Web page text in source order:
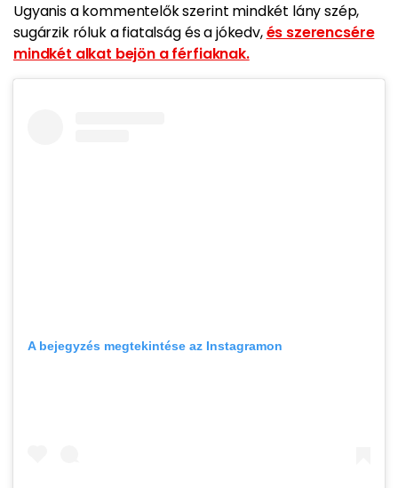
Ugyanis a kommentelők szerint mindkét lány szép,
sugárzik róluk a fiatalság és a jókedv,és szerencsére
mindkét alkat bejön a férfiaknak.
A bejegyzés megtekintése az Instagramon